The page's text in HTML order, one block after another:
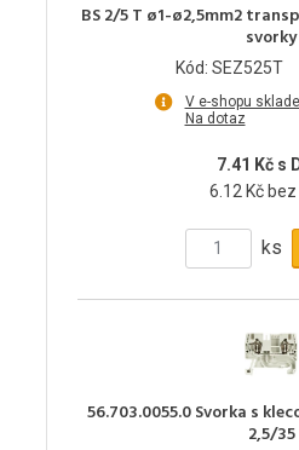
BS 2/5 T ø1-ø2,5mm2
svorky
Kód: SEZ525T
V e-shopu
Na dotaz
7.41 Kč s
6.12 Kč bez
ks
56.703.0055.0 Svorka s
2,5/35